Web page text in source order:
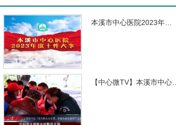
本溪市中心医院2023年…
【中心微TV】本溪市中心…